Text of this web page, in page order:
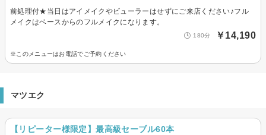
前処理付★当日はアイメイクやビューラーはせずにご来店ください♪フル
メイクはベースからのフルメイクになります。
180分 ￥14,190
※このメニューはお電話でご予約ください
マツエク
【リピーター様限定】最高級セーブル60本